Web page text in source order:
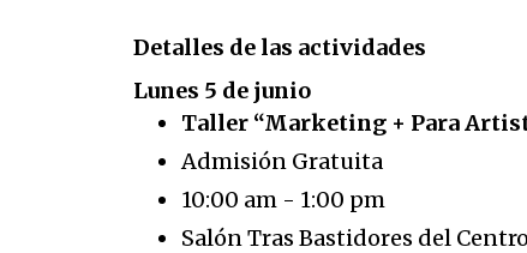
Detalles de las actividades
Lunes 5 de junio
Taller “Marketing + Para
Admisión Gratuita
10:00 am - 1:00 pm
Salón Tras Bastidores del